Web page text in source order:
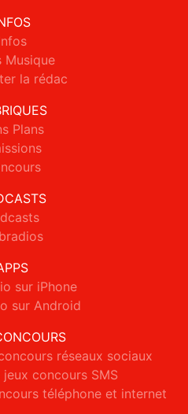
Musique
la rédac
Plans
sur iPhone
sur Android
réseaux sociaux
concours SMS
téléphone et internet